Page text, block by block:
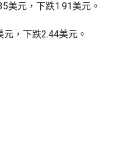
美元，下跌1.91美元。
，下跌2.44美元。